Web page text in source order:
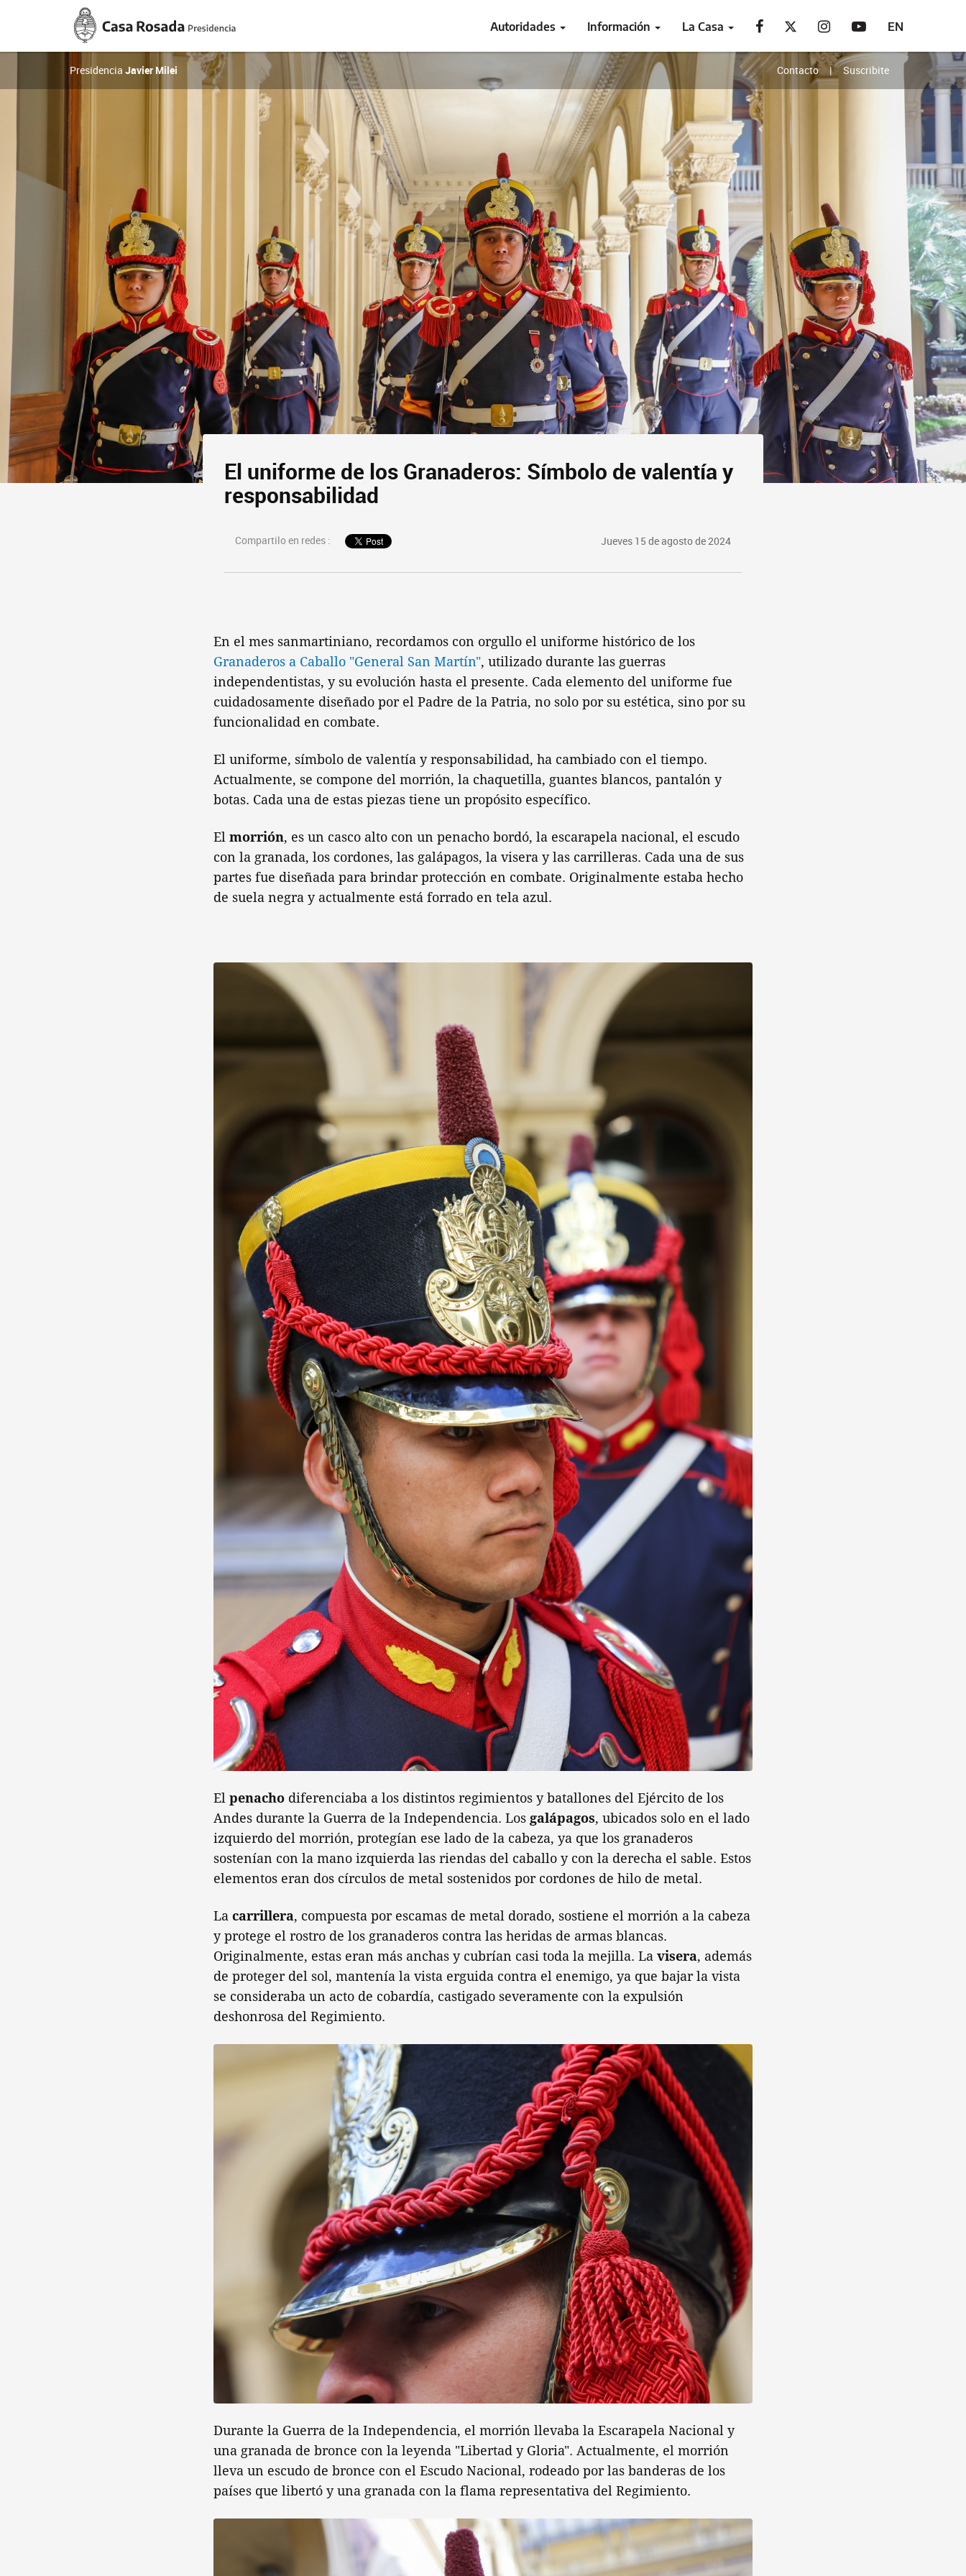
Casa
Rosada
Presidencia
de
Nación
Autoridades Información La Casa EN
Presidencia Javier Milei Contacto Suscribite
El uniforme de los Granaderos: Símbolo de valentía y
responsabilidad
Compartilo en redes : Jueves 15 de agosto de 2024
En el mes sanmartiniano, recordamos con orgullo el uniforme histórico de los
Granaderos a Caballo "General San Martín", utilizado durante las guerras
independentistas, y su evolución hasta el presente. Cada elemento del uniforme fue
cuidadosamente diseñado por el Padre de la Patria, no solo por su estética, sino por su
funcionalidad en combate.
El uniforme, símbolo de valentía y responsabilidad, ha cambiado con el tiempo.
Actualmente, se compone del morrión, la chaquetilla, guantes blancos, pantalón y
botas. Cada una de estas piezas tiene un propósito específico.
El morrión, es un casco alto con un penacho bordó, la escarapela nacional, el escudo
con la granada, los cordones, las galápagos, la visera y las carrilleras. Cada una de sus
partes fue diseñada para brindar protección en combate. Originalmente estaba hecho
de suela negra y actualmente está forrado en tela azul.
El penacho diferenciaba a los distintos regimientos y batallones del Ejército de los
Andes durante la Guerra de la Independencia. Los galápagos, ubicados solo en el lado
izquierdo del morrión, protegían ese lado de la cabeza, ya que los granaderos
sostenían con la mano izquierda las riendas del caballo y con la derecha el sable. Estos
elementos eran dos círculos de metal sostenidos por cordones de hilo de metal.
La carrillera, compuesta por escamas de metal dorado, sostiene el morrión a la cabeza
y protege el rostro de los granaderos contra las heridas de armas blancas.
Originalmente, estas eran más anchas y cubrían casi toda la mejilla. La visera, además
de proteger del sol, mantenía la vista erguida contra el enemigo, ya que bajar la vista
se consideraba un acto de cobardía, castigado severamente con la expulsión
deshonrosa del Regimiento.
Durante la Guerra de la Independencia, el morrión llevaba la Escarapela Nacional y
una granada de bronce con la leyenda "Libertad y Gloria". Actualmente, el morrión
lleva un escudo de bronce con el Escudo Nacional, rodeado por las banderas de los
países que libertó y una granada con la flama representativa del Regimiento.